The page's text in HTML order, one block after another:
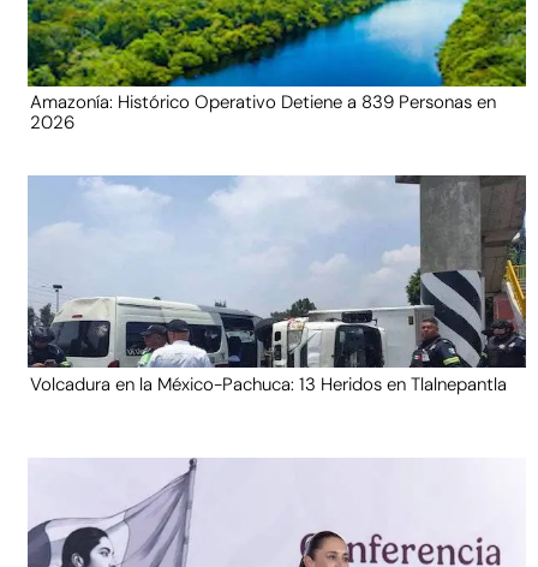
Amazonía: Histórico Operativo Detiene a 839 Personas en
2026
Volcadura en la México-Pachuca: 13 Heridos en Tlalnepantla